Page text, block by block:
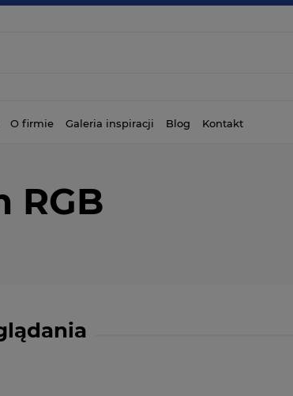
O firmie Galeria inspiracji Blog Kontakt
RGB